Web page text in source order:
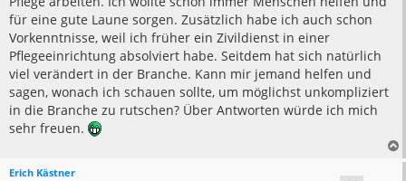
für eine gute Laune sorgen. Zusätzlich habe ich auch schon
Vorkenntnisse, weil ich früher ein Zivildienst in einer
Pflegeeinrichtung absolviert habe. Seitdem hat sich natürlich
viel verändert in der Branche. Kann mir jemand helfen und
sagen, wonach ich schauen sollte, um möglichst unkompliziert
in die Branche zu rutschen? Über Antworten würde ich mich
sehr freuen.
Erich Kästner